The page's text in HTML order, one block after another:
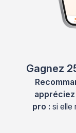
Gagnez
appréciez
pro : si elle